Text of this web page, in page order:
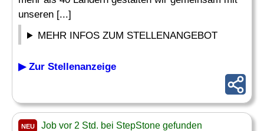
unseren [...]
MEHR INFOS ZUM STELLENANGEBOT
▶ Zur Stellenanzeige
NEU Job vor 2 Std. bei StepStone gefunden